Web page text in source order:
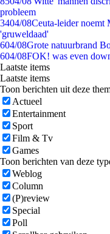
probleem
3404/08Ceuta-leider noemt
'gruweldaad'
604/08Grote natuurbrand
604/08FOK! was even
Laatste items
Laatste items
Toon berichten uit deze
Actueel
Entertainment
Sport
Film & Tv
Games
Toon berichten van deze
Weblog
Column
(P)review
Special
Poll